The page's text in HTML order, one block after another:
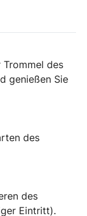
des
genießen Sie
des
des
Eintritt).